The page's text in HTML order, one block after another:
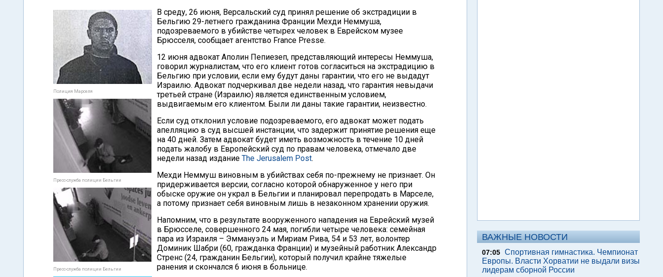
Полиция Марселя
Пресс-служба полиции Бельгии
Пресс-служба полиции Бельгии
В среду, 26 июня, Версальский суд принял решение об экстрадиции в
Бельгию 29-летнего гражданина Франции Мехди Неммуша,
подозреваемого в убийстве четырех человек в Еврейском музее
Брюсселя, сообщает агентство France Presse.
12 июня адвокат Аполин Пепиезеп, представляющий интересы Неммуша,
говорил журналистам, что его клиент готов согласиться на экстрадицию в
Бельгию при условии, если ему будут даны гарантии, что его не выдадут
Израилю. Адвокат подчеркивал две недели назад, что гарантия невыдачи
третьей стране (Израилю) является единственным условием,
выдвигаемым его клиентом. Были ли даны такие гарантии, неизвестно.
Если суд отклонил условие подозреваемого, его адвокат может подать
апелляцию в суд высшей инстанции, что задержит принятие решения еще
на 40 дней. Затем адвокат будет иметь возможность в течение 10 дней
подать жалобу в Европейский суд по правам человека, отмечало две
недели назад издание The Jerusalem Post.
Мехди Неммуш виновным в убийствах себя по-прежнему не признает. Он
придерживается версии, согласно которой обнаруженное у него при
обыске оружие он украл в Бельгии и планировал перепродать в Марселе,
а потому признает себя виновным лишь в незаконном хранении оружия.
Напомним, что в результате вооруженного нападения на Еврейский музей
в Брюсселе, совершенного 24 мая, погибли четыре человека: семейная
пара из Израиля – Эммануэль и Мириам Рива, 54 и 53 лет, волонтер
Доминик Шабри (60, гражданка Франции) и музейный работник Александр
Стренс (24, гражданин Бельгии), который получил крайне тяжелые
ранения и скончался 6 июня в больнице.
ВАЖНЫЕ НОВОСТИ
07:05 Спортивная гимнастика. Чемпионат
Европы. Власти Хорватии не выдали визы
лидерам сборной России